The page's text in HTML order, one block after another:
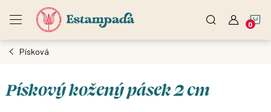
Písková
Pískový kožený pásek 2 cm